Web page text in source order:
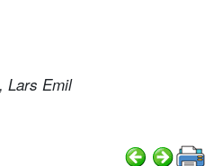
Lars Emil